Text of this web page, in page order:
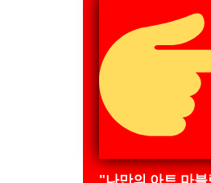
"나만의 아트 마